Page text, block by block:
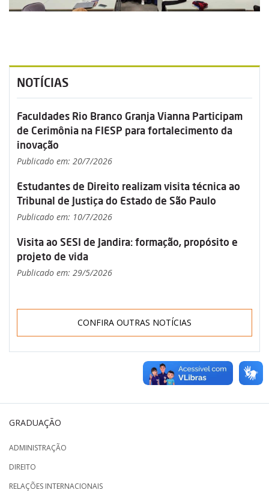
NOTÍCIAS
Faculdades Rio Branco Granja Vianna Participam
de Cerimônia na FIESP para fortalecimento da
inovação
Publicado em: 20/7/2026
Estudantes de Direito realizam visita técnica ao
Tribunal de Justiça do Estado de São Paulo
Publicado em: 10/7/2026
Visita ao SESI de Jandira: formação, propósito e
projeto de vida
Publicado em: 29/5/2026
CONFIRA OUTRAS NOTÍCIAS
GRADUAÇÃO
ADMINISTRAÇÃO
DIREITO
RELAÇÕES INTERNACIONAIS